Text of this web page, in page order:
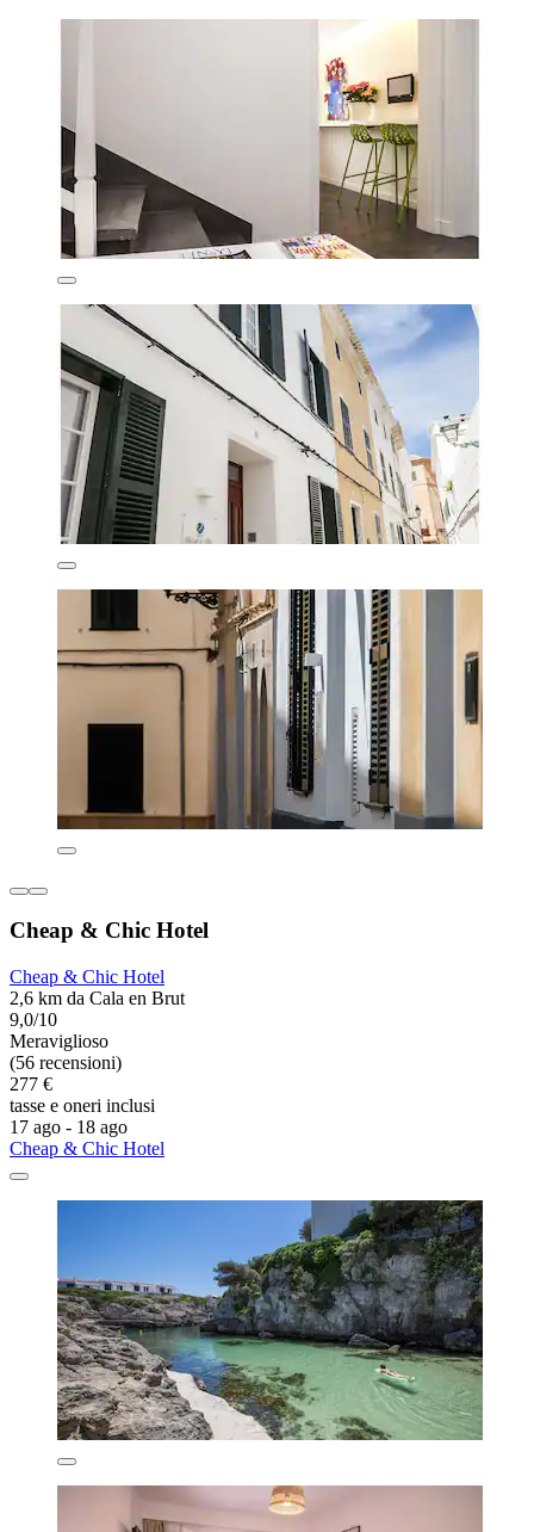
Cheap & Chic Hotel
Cheap & Chic Hotel
2,6 km da Cala en Brut
9,0/10
Meraviglioso
(56 recensioni)
277 €
tasse e oneri inclusi
17 ago - 18 ago
Cheap & Chic Hotel